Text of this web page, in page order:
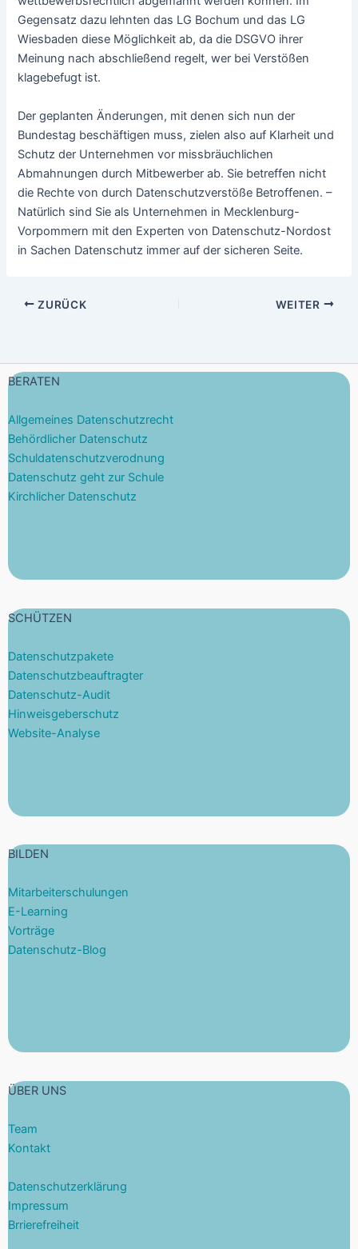
Gegensatz dazu lehnten das LG Bochum und das LG
Wiesbaden diese Möglichkeit ab, da die DSGVO ihrer
Meinung nach abschließend regelt, wer bei Verstößen
klagebefugt ist.
Der geplanten Änderungen, mit denen sich nun der
Bundestag beschäftigen muss, zielen also auf Klarheit und
Schutz der Unternehmen vor missbräuchlichen
Abmahnungen durch Mitbewerber ab. Sie betreffen nicht
die Rechte von durch Datenschutzverstöße Betroffenen. –
Natürlich sind Sie als Unternehmen in Mecklenburg-
Vorpommern mit den Experten von Datenschutz-Nordost
in Sachen Datenschutz immer auf der sicheren Seite.
ZURÜCK WEITER
BERATEN
Allgemeines Datenschutzrecht
Behördlicher Datenschutz
Schuldatenschutzverodnung
Datenschutz geht zur Schule
Kirchlicher Datenschutz
SCHÜTZEN
Datenschutzpakete
Datenschutzbeauftragter
Datenschutz-Audit
Hinweisgeberschutz
Website-Analyse
BILDEN
Mitarbeiterschulungen
E-Learning
Vorträge
Datenschutz-Blog
ÜBER UNS
Team
Kontakt
Datenschutzerklärung
Impressum
Brrierefreiheit